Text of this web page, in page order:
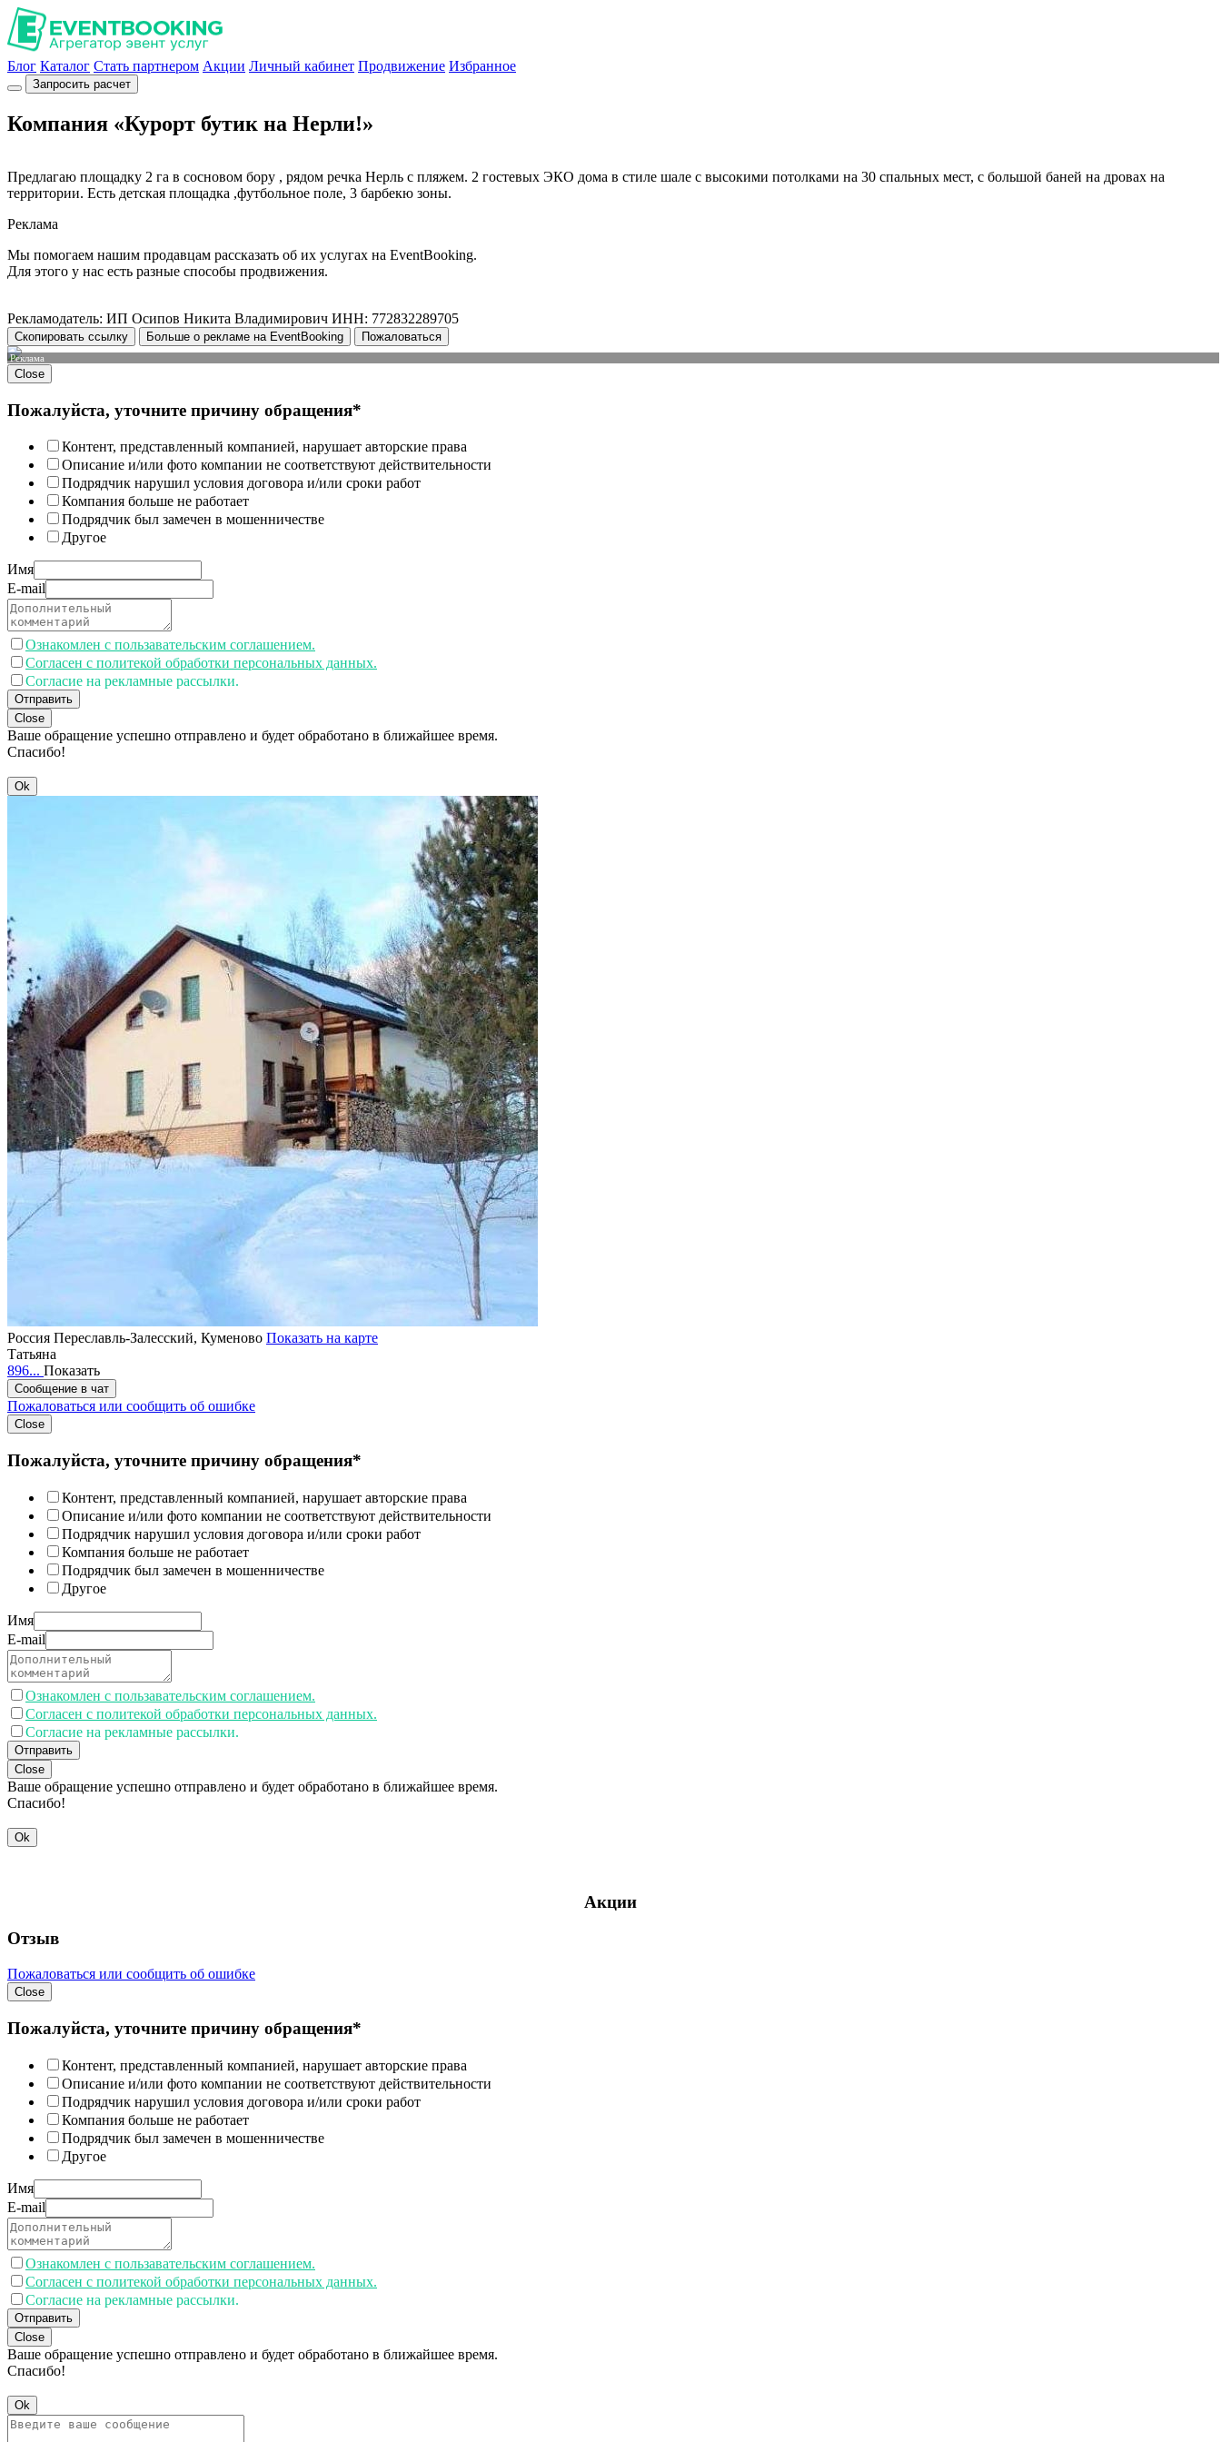
Блог Каталог Стать партнером Акции Личный кабинет Продвижение Избранное
Запросить расчет
Компания «Курорт бутик на Нерли!»
Предлагаю площадку 2 га в сосновом бору , рядом речка Нерль с пляжем. 2 гостевых ЭКО дома в стиле шале с высокими потолками на 30 спальных мест, с большой баней на дровах на
территории. Есть детская площадка ,футбольное поле, 3 барбекю зоны.
Реклама
Мы помогаем нашим продавцам рассказать об их услугах на EventBooking.
Для этого у нас есть разные способы продвижения.
Рекламодатель: ИП Осипов Никита Владимирович ИНН: 772832289705
Скопировать ссылку Больше о рекламе на EventBooking Пожаловаться
Реклама
Close
Пожалуйста, уточните причину обращения*
Контент, представленный компанией, нарушает авторские права
Описание и/или фото компании не соответствуют действительности
Подрядчик нарушил условия договора и/или сроки работ
Компания больше не работает
Подрядчик был замечен в мошенничестве
Другое
Имя
E-mail
Ознакомлен с пользавательским соглашением.
Согласен с политекой обработки персональных данных.
Согласие на рекламные рассылки.
Отправить
Close
Ваше обращение успешно отправлено и будет обработано в ближайшее время.
Спасибо!
Ok
Россия Переславль-Залесский, Куменово Показать на карте
Татьяна
896... Показать
Сообщение в чат
Пожаловаться или сообщить об ошибке
Close
Пожалуйста, уточните причину обращения*
Контент, представленный компанией, нарушает авторские права
Описание и/или фото компании не соответствуют действительности
Подрядчик нарушил условия договора и/или сроки работ
Компания больше не работает
Подрядчик был замечен в мошенничестве
Другое
Имя
E-mail
Ознакомлен с пользавательским соглашением.
Согласен с политекой обработки персональных данных.
Согласие на рекламные рассылки.
Отправить
Close
Ваше обращение успешно отправлено и будет обработано в ближайшее время.
Спасибо!
Ok
Акции
Отзыв
Пожаловаться или сообщить об ошибке
Close
Пожалуйста, уточните причину обращения*
Контент, представленный компанией, нарушает авторские права
Описание и/или фото компании не соответствуют действительности
Подрядчик нарушил условия договора и/или сроки работ
Компания больше не работает
Подрядчик был замечен в мошенничестве
Другое
Имя
E-mail
Ознакомлен с пользавательским соглашением.
Согласен с политекой обработки персональных данных.
Согласие на рекламные рассылки.
Отправить
Close
Ваше обращение успешно отправлено и будет обработано в ближайшее время.
Спасибо!
Ok